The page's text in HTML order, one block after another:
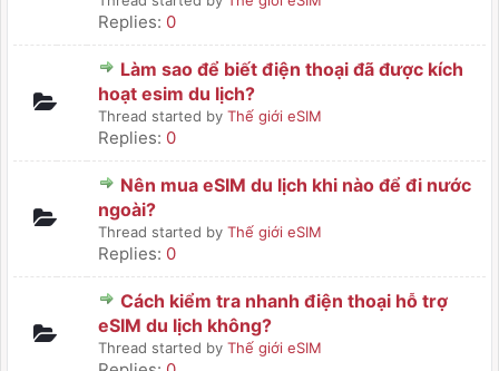
Replies: 0
Làm sao để biết điện thoại đã được kích
hoạt esim du lịch?
Thread started by Thế giới eSIM
Replies: 0
Nên mua eSIM du lịch khi nào để đi nước
ngoài?
Thread started by Thế giới eSIM
Replies: 0
Cách kiểm tra nhanh điện thoại hỗ trợ
eSIM du lịch không?
Thread started by Thế giới eSIM